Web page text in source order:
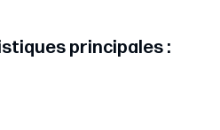
principales :